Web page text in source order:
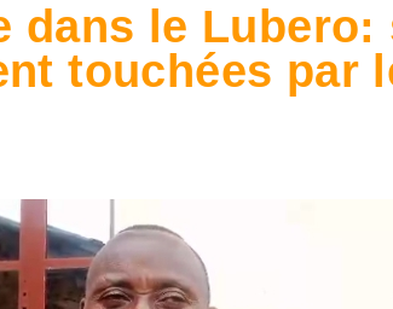
dans le Lubero:
touchées par